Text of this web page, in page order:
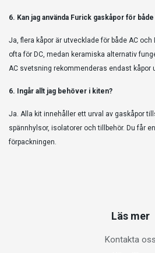
6. Kan jag använda Furick gaskåpor för
Ja, flera kåpor är utvecklade för både AC
ofta för DC, medan keramiska alternativ
AC svetsning rekommenderas endast kåpor
6. Ingår allt jag behöver i kiten?
Ja. Alla kit innehåller ett urval av gaskåpor
spännhylsor, isolatorer och tillbehör. Du får
förpackningen.
Läs mer
Kontakta oss